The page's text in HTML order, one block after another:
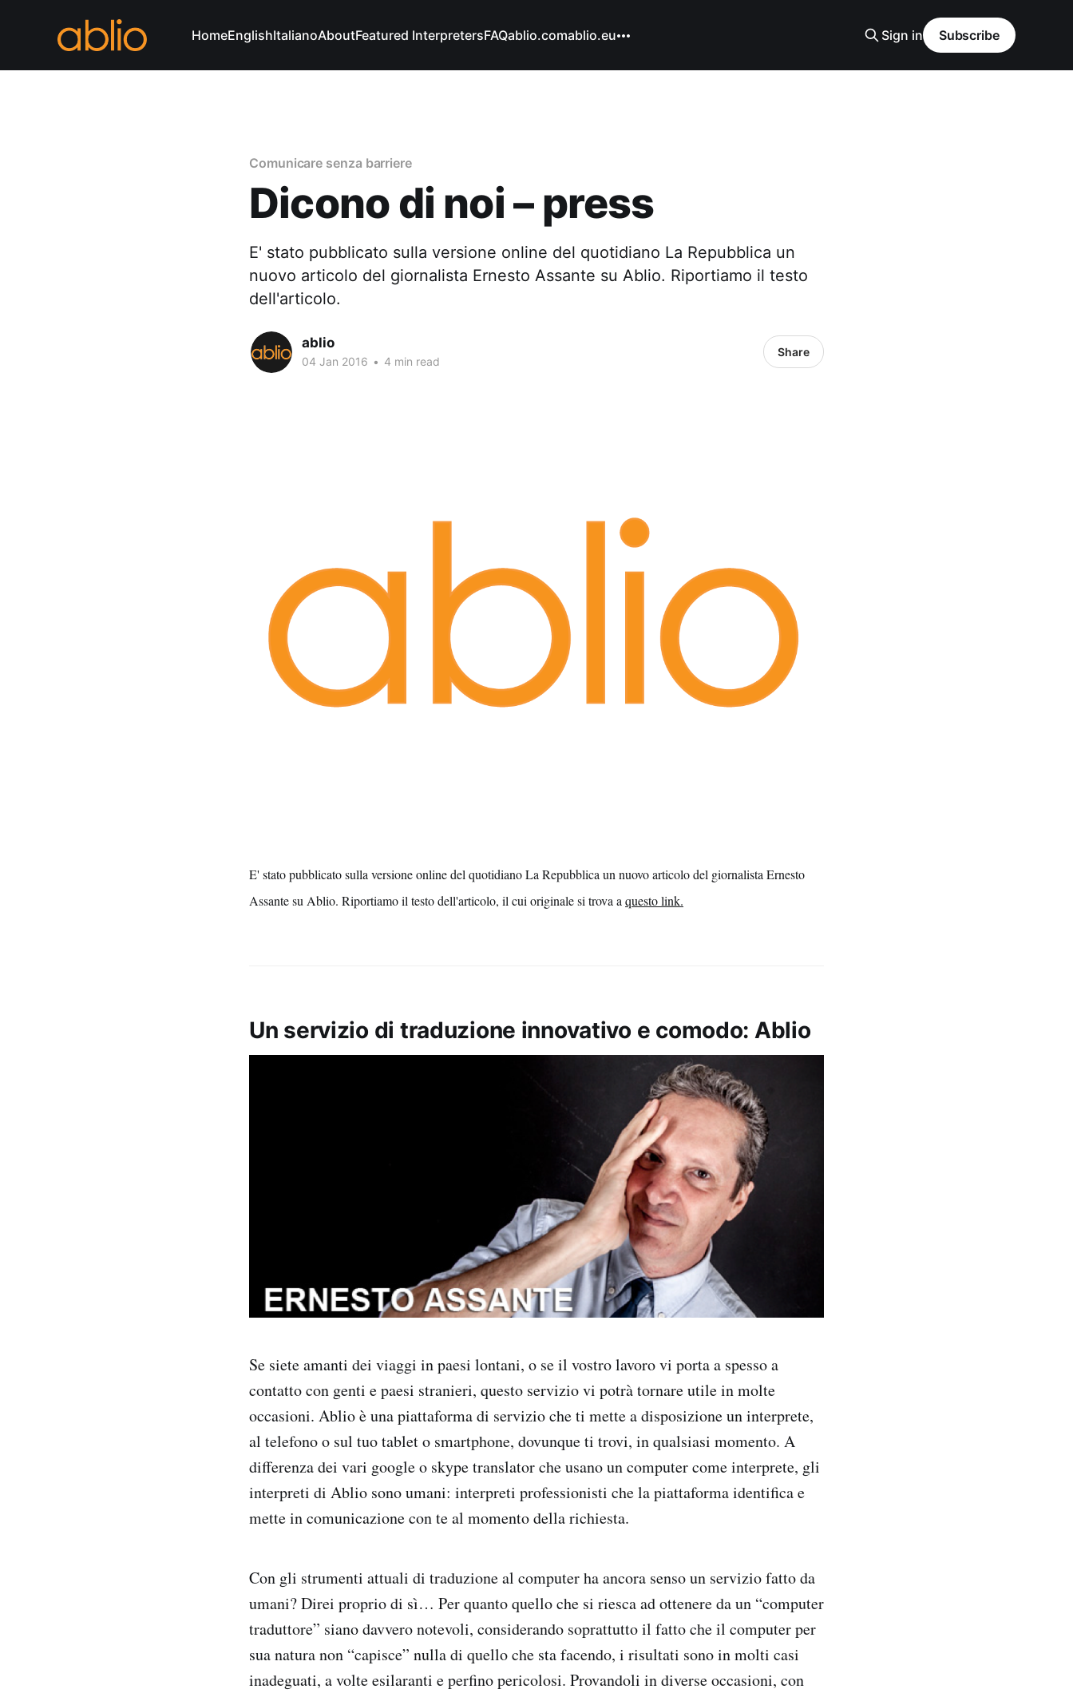
HomeEnglishItalianoAboutFeatured InterpretersFAQablio.comablio.eu Sign in Subscribe
Comunicare senza barriere
Dicono di noi – press
E' stato pubblicato sulla versione online del quotidiano La Repubblica un
nuovo articolo del giornalista Ernesto Assante su Ablio. Riportiamo il testo
dell'articolo.
ablio
04 Jan 2016 • 4 min read
Share
E' stato pubblicato sulla versione online del quotidiano La Repubblica un nuovo articolo del giornalista Ernesto
Assante su Ablio. Riportiamo il testo dell'articolo, il cui originale si trova a questo link.
Un servizio di traduzione innovativo e comodo: Ablio
Se siete amanti dei viaggi in paesi lontani, o se il vostro lavoro vi porta a spesso a
contatto con genti e paesi stranieri, questo servizio vi potrà tornare utile in molte
occasioni. Ablio è una piattaforma di servizio che ti mette a disposizione un interprete,
al telefono o sul tuo tablet o smartphone, dovunque ti trovi, in qualsiasi momento. A
differenza dei vari google o skype translator che usano un computer come interprete, gli
interpreti di Ablio sono umani: interpreti professionisti che la piattaforma identifica e
mette in comunicazione con te al momento della richiesta.
Con gli strumenti attuali di traduzione al computer ha ancora senso un servizio fatto da
umani? Direi proprio di sì… Per quanto quello che si riesca ad ottenere da un “computer
traduttore” siano davvero notevoli, considerando soprattutto il fatto che il computer per
sua natura non “capisce” nulla di quello che sta facendo, i risultati sono in molti casi
inadeguati, a volte esilaranti e perfino pericolosi. Provandoli in diverse occasioni, con